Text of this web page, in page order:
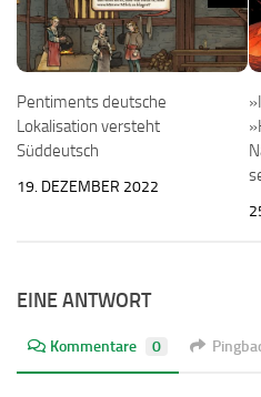
Pentiments deutsche
Lokalisation versteht
Süddeutsch
19. DEZEMBER 2022
EINE ANTWORT
Kommentare 0